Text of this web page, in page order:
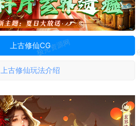
上古修仙CG
上古修仙玩法介绍